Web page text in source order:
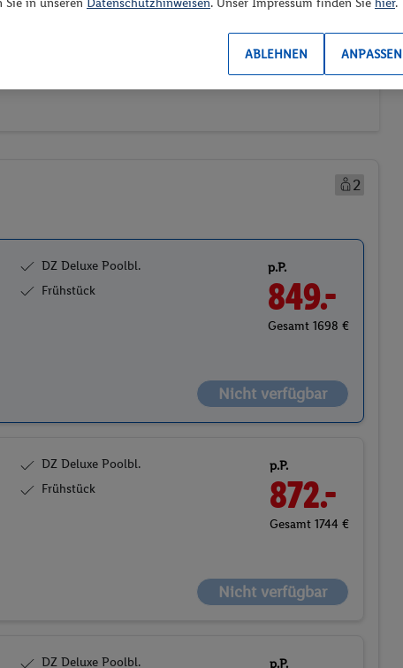
2
DZ Deluxe Poolbl.
Frühstück
p.P.
849.-
Gesamt 1698 €
Nicht verfügbar
DZ Deluxe Poolbl.
Frühstück
p.P.
872.-
Gesamt 1744 €
Nicht verfügbar
DZ Deluxe Poolbl.
p.P.
in unseren Datenschutzhinweisen. Unser Impressum finden Sie hier.
ANPASSEN
ABLEHNEN